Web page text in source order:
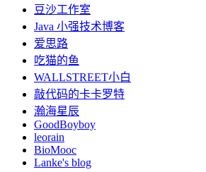
豆沙工作室
Java 小强技术博客
爱思路
吃猫的鱼
WALLSTREET小白
敲代码的卡卡罗特
瀚海星辰
GoodBoyboy
leorain
BioMooc
Lanke's blog